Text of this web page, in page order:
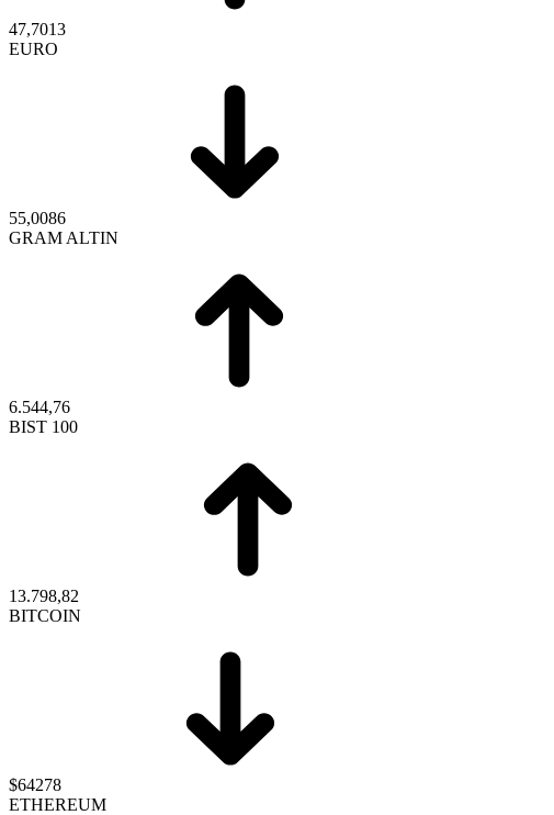
47,7013
EURO
55,0086
GRAM ALTIN
6.544,76
BIST 100
13.798,82
BITCOIN
$64278
ETHEREUM